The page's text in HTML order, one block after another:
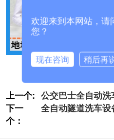
上一个: 公交巴士全自动
鑫晟]
下一
个：
全自动隧道洗车
欢迎来到本网站，请
您？
现在咨询 稍后再